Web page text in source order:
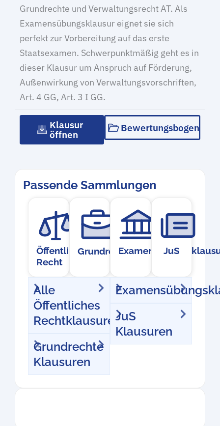
Grundrechte und Verwaltungsrecht AT. Als
Examensübungsklausur eignet sie sich
perfekt zur Vorbereitung auf das erste
Staatsexamen. Schwerpunktmäßig geht es in
dieser Klausur um Anspruch auf Förderung,
Außenwirkung von Verwaltungsvorschriften,
Art. 4 GG, Art. 3 I GG.
Klausur
öffnen
Bewertungsbogen
Passende Sammlungen
Öffentliches
Recht
Grundrechte JuS
Alle
Öffentliches
Rechtklausuren
Grundrechte
Klausuren
JuS
Klausuren